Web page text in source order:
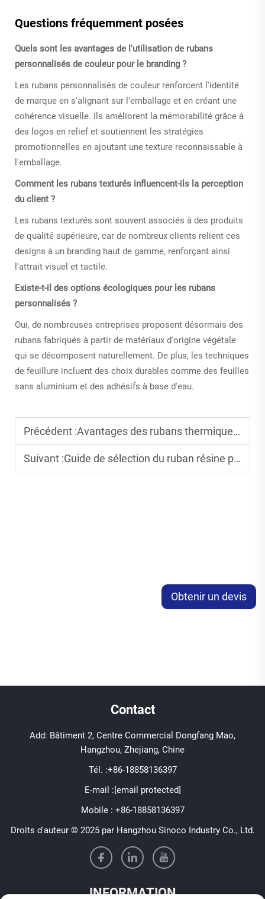
Questions fréquemment posées
Quels sont les avantages de l'utilisation de rubans
personnalisés de couleur pour le branding ?
Les rubans personnalisés de couleur renforcent l'identité
de marque en s'alignant sur l'emballage et en créant une
cohérence visuelle. Ils améliorent la mémorabilité grâce à
des logos en relief et soutiennent les stratégies
promotionnelles en ajoutant une texture reconnaissable à
l'emballage.
Comment les rubans texturés influencent-ils la perception
du client ?
Les rubans texturés sont souvent associés à des produits
de qualité supérieure, car de nombreux clients relient ces
designs à un branding haut de gamme, renforçant ainsi
l'attrait visuel et tactile.
Existe-t-il des options écologiques pour les rubans
personnalisés ?
Oui, de nombreuses entreprises proposent désormais des
rubans fabriqués à partir de matériaux d'origine végétale
qui se décomposent naturellement. De plus, les techniques
de feuillure incluent des choix durables comme des feuilles
sans aluminium et des adhésifs à base d'eau.
Précédent :Avantages des rubans thermiques métallisés pour étiquettes premium
Suivant :Guide de sélection du ruban résine pour étiquettes industrielles
Obtenir un devis
Contact
Add: Bâtiment 2, Centre Commercial Dongfang Mao,
Hangzhou, Zhejiang, Chine
Tél. :+86-18858136397
E-mail :[email protected]
Mobile : +86-18858136397
Droits d'auteur © 2025 par Hangzhou Sinoco Industry Co., Ltd.
INFORMATION